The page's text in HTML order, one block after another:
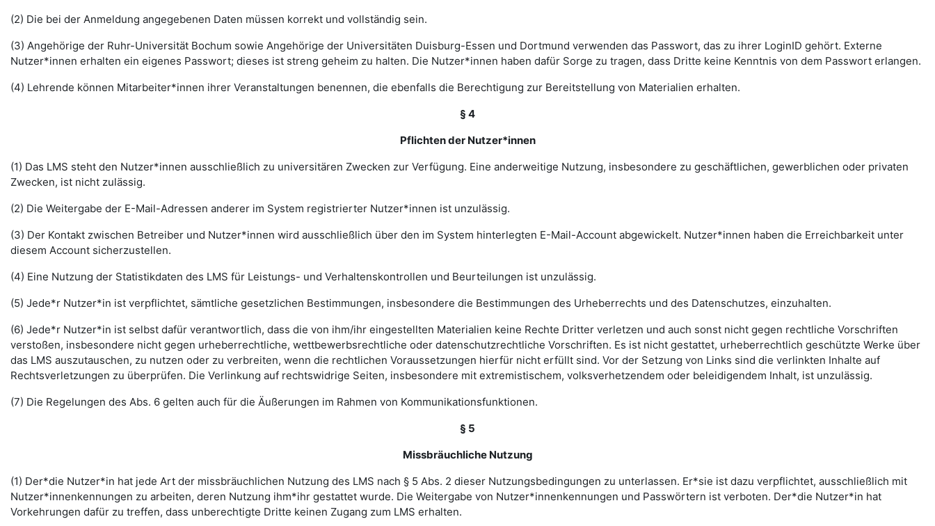
(2) Die bei der Anmeldung angegebenen Daten müssen korrekt und vollständig sein.
(3) Angehörige der Ruhr-Universität Bochum sowie Angehörige der Universitäten Duisburg-Essen und Dortmund verwenden das Passwort, das zu ihrer LoginID gehört. Externe
Nutzer*innen erhalten ein eigenes Passwort; dieses ist streng geheim zu halten. Die Nutzer*innen haben dafür Sorge zu tragen, dass Dritte keine Kenntnis von dem Passwort erlangen.
(4) Lehrende können Mitarbeiter*innen ihrer Veranstaltungen benennen, die ebenfalls die Berechtigung zur Bereitstellung von Materialien erhalten.
§ 4
Pflichten der Nutzer*innen
(1) Das LMS steht den Nutzer*innen ausschließlich zu universitären Zwecken zur Verfügung. Eine anderweitige Nutzung, insbesondere zu geschäftlichen, gewerblichen oder privaten
Zwecken, ist nicht zulässig.
(2) Die Weitergabe der E-Mail-Adressen anderer im System registrierter Nutzer*innen ist unzulässig.
(3) Der Kontakt zwischen Betreiber und Nutzer*innen wird ausschließlich über den im System hinterlegten E-Mail-Account abgewickelt. Nutzer*innen haben die Erreichbarkeit unter
diesem Account sicherzustellen.
(4) Eine Nutzung der Statistikdaten des LMS für Leistungs- und Verhaltenskontrollen und Beurteilungen ist unzulässig.
(5) Jede*r Nutzer*in ist verpflichtet, sämtliche gesetzlichen Bestimmungen, insbesondere die Bestimmungen des Urheberrechts und des Datenschutzes, einzuhalten.
(6) Jede*r Nutzer*in ist selbst dafür verantwortlich, dass die von ihm/ihr eingestellten Materialien keine Rechte Dritter verletzen und auch sonst nicht gegen rechtliche Vorschriften
verstoßen, insbesondere nicht gegen urheberrechtliche, wettbewerbsrechtliche oder datenschutzrechtliche Vorschriften. Es ist nicht gestattet, urheberrechtlich geschützte Werke über
das LMS auszutauschen, zu nutzen oder zu verbreiten, wenn die rechtlichen Voraussetzungen hierfür nicht erfüllt sind. Vor der Setzung von Links sind die verlinkten Inhalte auf
Rechtsverletzungen zu überprüfen. Die Verlinkung auf rechtswidrige Seiten, insbesondere mit extremistischem, volksverhetzendem oder beleidigendem Inhalt, ist unzulässig.
(7) Die Regelungen des Abs. 6 gelten auch für die Äußerungen im Rahmen von Kommunikationsfunktionen.
§ 5
Missbräuchliche Nutzung
(1) Der*die Nutzer*in hat jede Art der missbräuchlichen Nutzung des LMS nach § 5 Abs. 2 dieser Nutzungsbedingungen zu unterlassen. Er*sie ist dazu verpflichtet, ausschließlich mit
Nutzer*innenkennungen zu arbeiten, deren Nutzung ihm*ihr gestattet wurde. Die Weitergabe von Nutzer*innenkennungen und Passwörtern ist verboten. Der*die Nutzer*in hat
Vorkehrungen dafür zu treffen, dass unberechtigte Dritte keinen Zugang zum LMS erhalten.